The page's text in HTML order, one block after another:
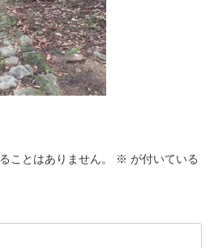
ことはありません。 ※ が付いている